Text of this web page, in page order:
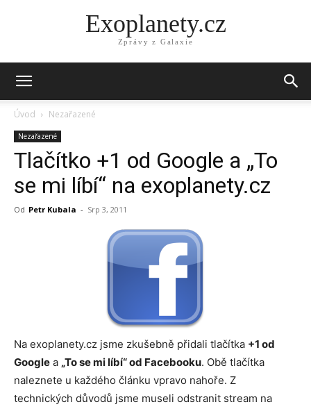
Exoplanety.cz
Zprávy z Galaxie
Úvod Nezařazené
Nezařazené
Tlačítko +1 od Google a „To
se mi líbí“ na exoplanety.cz
Od Petr Kubala - Srp 3, 2011
Na exoplanety.cz jsme zkušebně přidali tlačítka +1 od
Google a „To se mi líbí“ od Facebooku. Obě tlačítka
naleznete u každého článku vpravo nahoře. Z
technických důvodů jsme museli odstranit stream na